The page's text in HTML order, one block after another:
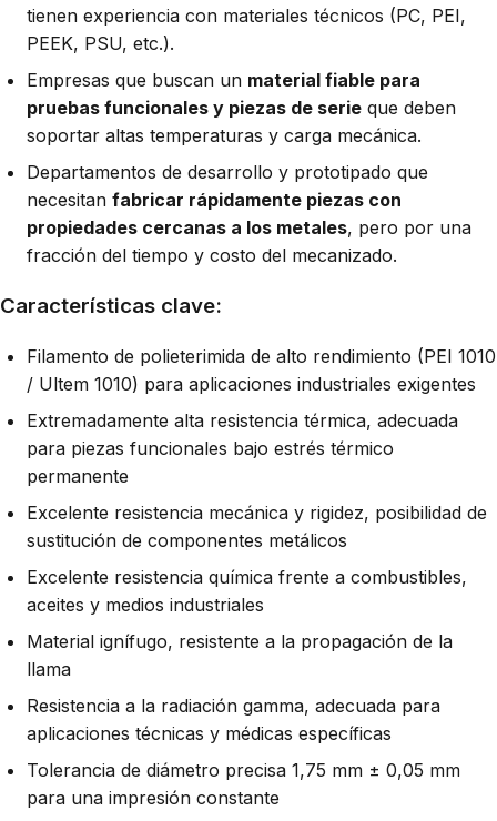
tienen experiencia con materiales técnicos (PC, PEI,
PEEK, PSU, etc.).
Empresas que buscan un material fiable para
pruebas funcionales y piezas de serie que deben
soportar altas temperaturas y carga mecánica.
Departamentos de desarrollo y prototipado que
necesitan fabricar rápidamente piezas con
propiedades cercanas a los metales, pero por una
fracción del tiempo y costo del mecanizado.
Características clave:
Filamento de polieterimida de alto rendimiento (PEI 1010
/ Ultem 1010) para aplicaciones industriales exigentes
Extremadamente alta resistencia térmica, adecuada
para piezas funcionales bajo estrés térmico
permanente
Excelente resistencia mecánica y rigidez, posibilidad de
sustitución de componentes metálicos
Excelente resistencia química frente a combustibles,
aceites y medios industriales
Material ignífugo, resistente a la propagación de la
llama
Resistencia a la radiación gamma, adecuada para
aplicaciones técnicas y médicas específicas
Tolerancia de diámetro precisa 1,75 mm ± 0,05 mm
para una impresión constante